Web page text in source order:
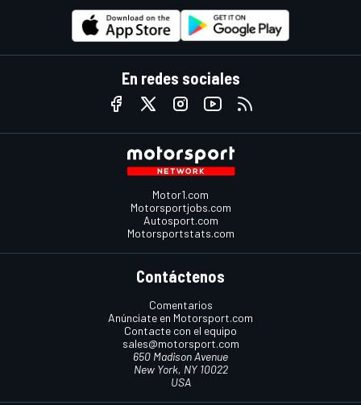
En redes sociales
Motor1.com
Motorsportjobs.com
Autosport.com
Motorsportstats.com
Contáctenos
Comentarios
Anúnciate en Motorsport.com
Contacte con el equipo
sales@motorsport.com
650 Madison Avenue
New York, NY 10022
USA